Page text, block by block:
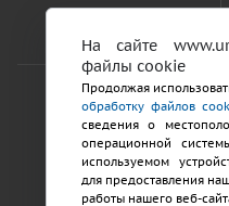
2026 ©
Политика
На сайте
файлы cookie
Продолжая
обработку файлов
сведения о
операционной
используемом
для предоставления
работы нашего веб-